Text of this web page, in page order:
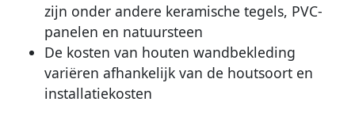
zijn onder andere keramische tegels, PVC-
panelen en natuursteen
De kosten van houten wandbekleding
variëren afhankelijk van de houtsoort en
installatiekosten